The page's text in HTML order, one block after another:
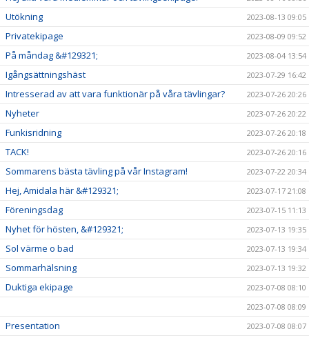
Utökning 2023-08-13 09:05
Privatekipage 2023-08-09 09:52
På måndag &#129321; 2023-08-04 13:54
Igångsättningshäst 2023-07-29 16:42
Intresserad av att vara funktionär på våra tävlingar? 2023-07-26 20:26
Nyheter 2023-07-26 20:22
Funkisridning 2023-07-26 20:18
TACK! 2023-07-26 20:16
Sommarens bästa tävling på vår Instagram! 2023-07-22 20:34
Hej, Amidala här &#129321; 2023-07-17 21:08
Föreningsdag 2023-07-15 11:13
Nyhet för hösten, &#129321; 2023-07-13 19:35
Sol värme o bad 2023-07-13 19:34
Sommarhälsning 2023-07-13 19:32
Duktiga ekipage
2023-07-08 08:10
2023-07-08 08:09
Presentation 2023-07-08 08:07